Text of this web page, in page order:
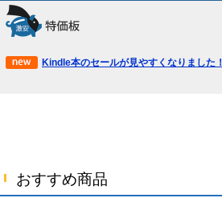
Kindle本のセールが見やすくなりました！
おすすめ商品